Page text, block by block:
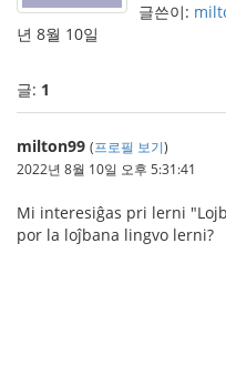
글쓴이:
년 8월 10일
글: 1
milton99 (프로필 보기)
2022년 8월 10일 오후 5:31:41
Mi interesiĝas pri lerni
por la loĵbana lingvo lerni?